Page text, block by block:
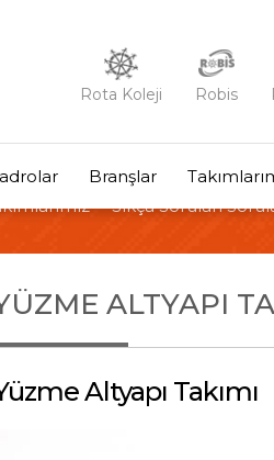
Rota Koleji Robis
Branşlar
Sıkça Sorulan
ALTYAPI
Altyapı Takımı